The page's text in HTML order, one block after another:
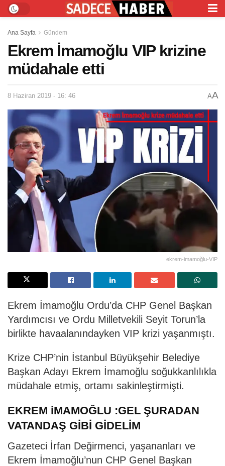
Ana Sayfa Gündem
Ekrem İmamoğlu VIP krizine
müdahale etti
8 Haziran 2019 - 16: 46 AA
ekrem-imamoğlu-VIP
Ekrem İmamoğlu Ordu’da CHP Genel Başkan
Yardımcısı ve Ordu Milletvekili Seyit Torun’la
birlikte havaalanındayken VIP krizi yaşanmıştı.
Krize CHP’nin İstanbul Büyükşehir Belediye
Başkan Adayı Ekrem İmamoğlu soğukkanlılıkla
müdahale etmiş, ortamı sakinleştirmişti.
EKREM iMAMOĞLU :GEL ŞURADAN
VATANDAŞ GİBİ GİDELİM
Gazeteci İrfan Değirmenci, yaşananları ve
Ekrem İmamoğlu’nun CHP Genel Başkan